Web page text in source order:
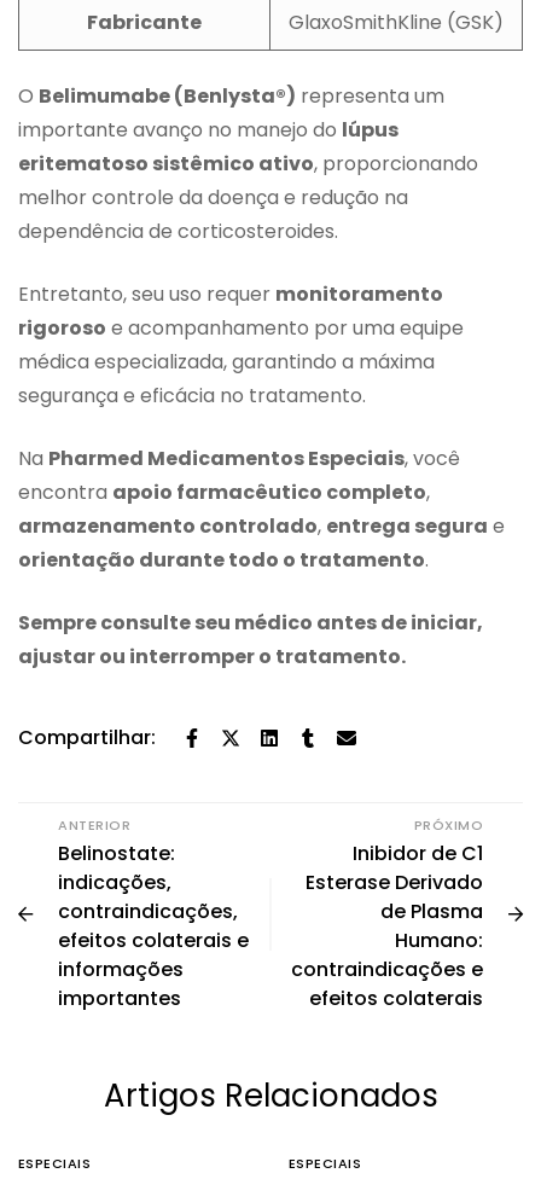
Fabricante
GlaxoSmithKline (GSK)
O Belimumabe (Benlysta®) representa um
importante avanço no manejo do lúpus
eritematoso sistêmico ativo, proporcionando
melhor controle da doença e redução na
dependência de corticosteroides.
Entretanto, seu uso requer monitoramento
rigoroso e acompanhamento por uma equipe
médica especializada, garantindo a máxima
segurança e eficácia no tratamento.
Na Pharmed Medicamentos Especiais, você
encontra apoio farmacêutico completo,
armazenamento controlado, entrega segura e
orientação durante todo o tratamento.
Sempre consulte seu médico antes de iniciar,
ajustar ou interromper o tratamento.
Compartilhar:
ANTERIOR
Belinostate:
indicações,
contraindicações,
efeitos colaterais e
informações
importantes
PRÓXIMO
Inibidor de C1
Esterase Derivado
de Plasma
Humano:
contraindicações e
efeitos colaterais
Artigos Relacionados
ESPECIAIS ESPECIAIS